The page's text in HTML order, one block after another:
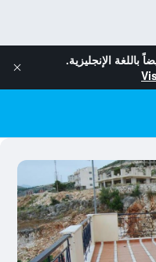
باللغة الإنجليزية.